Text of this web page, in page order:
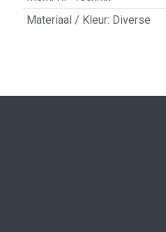
Materiaal / Kleur: Diverse